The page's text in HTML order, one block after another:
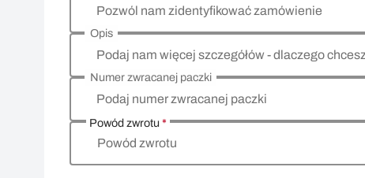
Pozwól nam zidentyfikować zamówienie
Podaj nam więcej szczegółów - dlaczego
Opis
Podaj numer zwracanej paczki
Numer zwracanej paczki
Powód zwrotu*
Powód zwrotu